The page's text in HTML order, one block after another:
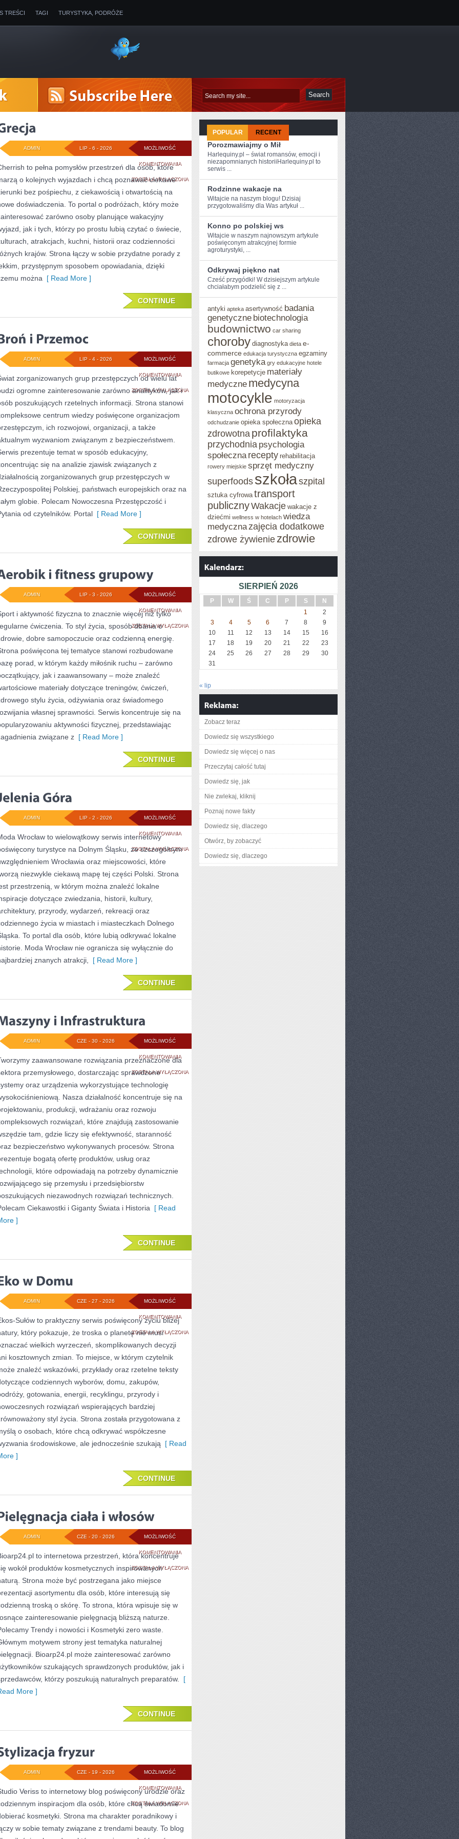
TREŚCI TAGI TURYSTYKA, PODRÓŻE
MOŻLIWOŚĆ
KOMENTOWANIAGRECJA
ZOSTAŁA WYŁĄCZONA
LIP - 6 - 2026
ADMIN
to pełna pomysłów przestrzeń dla osób, które
o kolejnych wyjazdach i chcą poznawać ciekawe
bez pośpiechu, z ciekawością i otwartością na
doświadczenia. To portal o podróżach, który może
zarówno osoby planujące wakacyjny
jak i tych, którzy po prostu lubią czytać o świecie,
atrakcjach, kuchni, historii oraz codzienności
krajów. Strona łączy w sobie przydatne porady z
przystępnym sposobem opowiadania, dzięki
można [ Read More ]
CONTINUE
MOŻLIWOŚĆ
KOMENTOWANIABROŃ
I
PRZEMOC
ZOSTAŁA WYŁĄCZONA
LIP - 4 - 2026
ADMIN
zorganizowanych grup przestępczych od wielu lat
ogromne zainteresowanie zarówno analityków, jak i
poszukujących rzetelnych informacji. Strona stanowi
centrum wiedzy poświęcone organizacjom
ich rozwojowi, organizacji, a także
wyzwaniom związanym z bezpieczeństwem.
prezentuje temat w sposób edukacyjny,
się na analizie zjawisk związanych z
zorganizowanych grup przestępczych w
Polskiej, państwach europejskich oraz na
globie. Polecam Nowoczesna Przestępczość i
od czytelników. Portal [ Read More ]
CONTINUE
MOŻLIWOŚĆ
KOMENTOWANIAAEROBIK
I
FITNESS
GRUPOWY
ZOSTAŁA WYŁĄCZONA
LIP - 3 - 2026
ADMIN
i aktywność fizyczna to znacznie więcej niż tylko
ćwiczenia. To styl życia, sposób dbania o
dobre samopoczucie oraz codzienną energię.
poświęcona tej tematyce stanowi rozbudowane
porad, w którym każdy miłośnik ruchu – zarówno
jak i zaawansowany – może znaleźć
materiały dotyczące treningów, ćwiczeń,
stylu życia, odżywiania oraz świadomego
własnej sprawności. Serwis koncentruje się na
aktywności fizycznej, przedstawiając
związane z [ Read More ]
CONTINUE
MOŻLIWOŚĆ
KOMENTOWANIAJELENIA
GÓRA
ZOSTAŁA WYŁĄCZONA
LIP - 2 - 2026
ADMIN
Wrocław to wielowątkowy serwis internetowy
turystyce na Dolnym Śląsku, ze szczególnym
Wrocławia oraz miejscowości, które
niezwykle ciekawą mapę tej części Polski. Strona
przestrzenią, w którym można znaleźć lokalne
dotyczące zwiedzania, historii, kultury,
przyrody, wydarzeń, rekreacji oraz
życia w miastach i miasteczkach Dolnego
To portal dla osób, które lubią odkrywać lokalne
Moda Wrocław nie ogranicza się wyłącznie do
znanych atrakcji,
[ Read More ]
CONTINUE
MOŻLIWOŚĆ
KOMENTOWANIAMASZYNY
I
INFRASTRUKTURA
ZOSTAŁA WYŁĄCZONA
CZE - 30 - 2026
ADMIN
zaawansowane rozwiązania przeznaczone dla
przemysłowego, dostarczając sprawdzone
oraz urządzenia wykorzystujące technologię
Nasza działalność koncentruje się na
produkcji, wdrażaniu oraz rozwoju
rozwiązań, które znajdują zastosowanie
tam, gdzie liczy się efektywność, staranność
bezpieczeństwo wykonywanych procesów. Strona
bogatą ofertę produktów, usług oraz
które odpowiadają na potrzeby dynamicznie
się przemysłu i przedsiębiorstw
niezawodnych rozwiązań technicznych.
Ciekawostki i Giganty Świata i Historia [ Read
]
CONTINUE
MOŻLIWOŚĆ
KOMENTOWANIAEKO
W
DOMU
ZOSTAŁA WYŁĄCZONA
CZE - 27 - 2026
ADMIN
Sułów to praktyczny serwis poświęcony życiu bliżej
który pokazuje, że troska o planetę nie musi
wielkich wyrzeczeń, skomplikowanych decyzji
kosztownych zmian. To miejsce, w którym czytelnik
znaleźć wskazówki, przykłady oraz rzetelne teksty
codziennych wyborów, domu, zakupów,
gotowania, energii, recyklingu, przyrody i
rozwiązań wspierających bardziej
styl życia. Strona została przygotowana z
o osobach, które chcą odkrywać współczesne
środowiskowe, ale jednocześnie szukają [ Read
]
CONTINUE
MOŻLIWOŚĆ
KOMENTOWANIAPIELĘGNACJA
CIAŁA
WŁOSÓW
ZOSTAŁA WYŁĄCZONA
CZE - 20 - 2026
ADMIN
to internetowa przestrzeń, która koncentruje
wokół produktów kosmetycznych inspirowanych
Strona może być postrzegana jako miejsce
asortymentu dla osób, które interesują się
troską o skórę. To strona, która wpisuje się w
zainteresowanie pielęgnacją bliższą naturze.
Trendy i nowości i Kosmetyki zero waste.
motywem strony jest tematyka naturalnej
Bioarp24.pl może zainteresować zarówno
szukających sprawdzonych produktów, jak i
którzy poszukują naturalnych preparatów.
[
More ]
CONTINUE
MOŻLIWOŚĆ
KOMENTOWANIASTYLIZACJA
FRYZUR
ZOSTAŁA WYŁĄCZONA
CZE - 19 - 2026
ADMIN
Veriss to internetowy blog poświęcony urodzie oraz
inspiracjom dla osób, które chcą świadomie
kosmetyki. Strona ma charakter poradnikowy i
w sobie tematy związane z trendami beauty. To blog
POPULAR RECENT
Porozmawiajmy o Mił
Harlequiny.pl – świat romansów, emocji i
niezapomnianych historiiHarlequiny.pl to
serwis ...
Rodzinne wakacje na
Witajcie na ​naszym blogu!‍ Dzisiaj
przygotowaliśmy​ dla Was artykuł‍ ...
Konno po polskiej ws
Witajcie w naszym najnowszym artykule
poświęconym atrakcyjnej formie
agroturystyki, ...
Odkrywaj piękno nat
Cześć przygódki! W dzisiejszym artykule⁢
chciałabym podzielić ⁢się z ...
antyki apteka asertywność badania
genetyczne biotechnologia
budownictwo car sharing
choroby diagnostyka dieta e-
commerce edukacja turystyczna egzaminy
farmacja genetyka gry edukacyjne hotele
butikowe korepetycje materiały
medyczne medycyna
motocykle motoryzacja
klasyczna ochrona przyrody
odchudzanie opieka społeczna opieka
zdrowotna profilaktyka
przychodnia psychologia
społeczna recepty rehabilitacja
rowery miejskie sprzęt medyczny
superfoods szkołaszpital
sztuka cyfrowa transport
publicznyWakacje wakacje z
dziećmi wellness w hotelach wiedza
medycznazajęcia dodatkowe
zdrowe żywienie zdrowie
SIERPIEŃ 2026
P W Ś C P S
N
1
2
3
4 5 6 7 8
9
10
11 12 13 14 15
16
17
18 19 20 21 22
23
24
25 26 27 28 29
30
31
« lip
Zobacz teraz
Dowiedz się wszystkiego
Dowiedz się więcej o nas
Przeczytaj całość tutaj
Dowiedz się, jak
Nie zwlekaj, kliknij
Poznaj nowe fakty
Dowiedz się, dlaczego
Otwórz, by zobaczyć
Dowiedz się, dlaczego